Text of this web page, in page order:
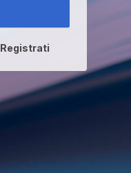
Registrati